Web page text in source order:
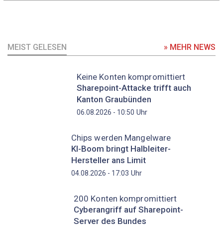
MEIST GELESEN » MEHR NEWS
Keine Konten kompromittiert
Sharepoint-Attacke trifft auch
Kanton Graubünden
06.08.2026 - 10:50 Uhr
Chips werden Mangelware
KI-Boom bringt Halbleiter-
Hersteller ans Limit
04.08.2026 - 17:03 Uhr
200 Konten kompromittiert
Cyberangriff auf Sharepoint-
Server des Bundes